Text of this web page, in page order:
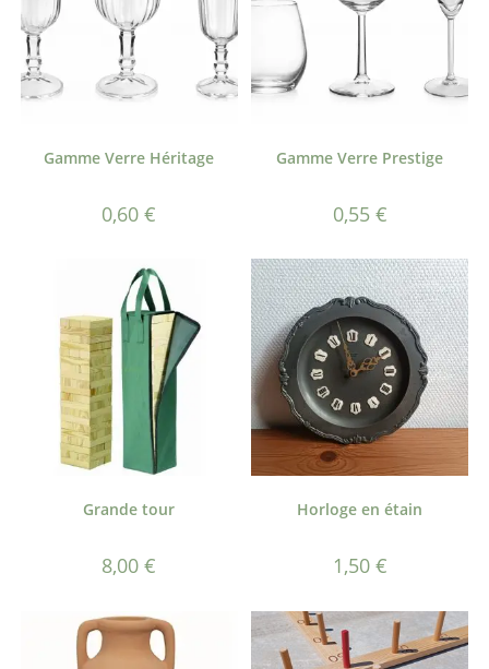
Gamme Verre Héritage
0,60€
Gamme Verre Prestige
0,55 €
Grande tour
8,00€
Horloge en étain
1,50 €